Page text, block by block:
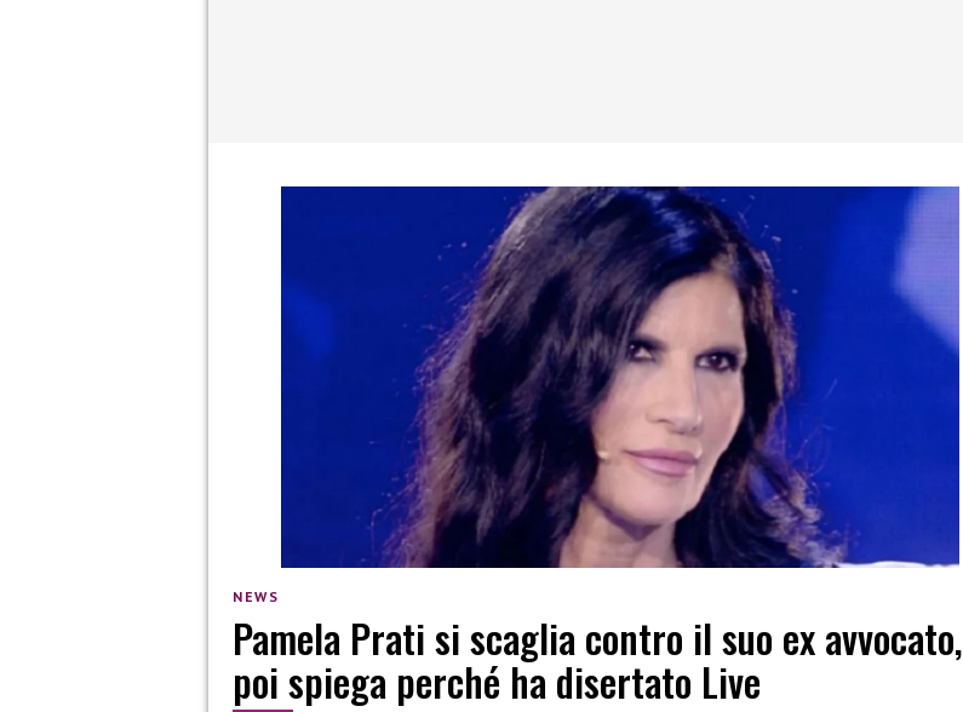
NEWS
Pamela Prati si scaglia contro il suo ex avvocato,
poi spiega perché ha disertato Live